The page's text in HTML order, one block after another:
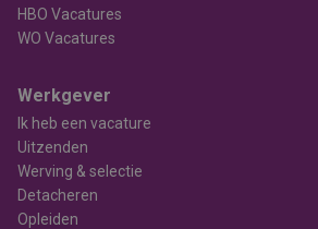
HBO Vacatures
WO Vacatures
Werkgever
Ik heb een vacature
Uitzenden
Werving & selectie
Detacheren
Opleiden